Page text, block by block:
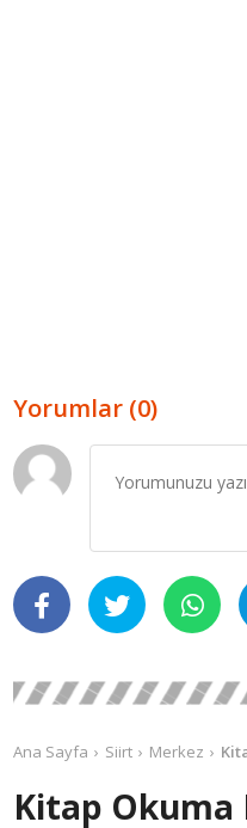
Yorumlar (0)
Ana Sayfa Siirt Merkez
Kitap